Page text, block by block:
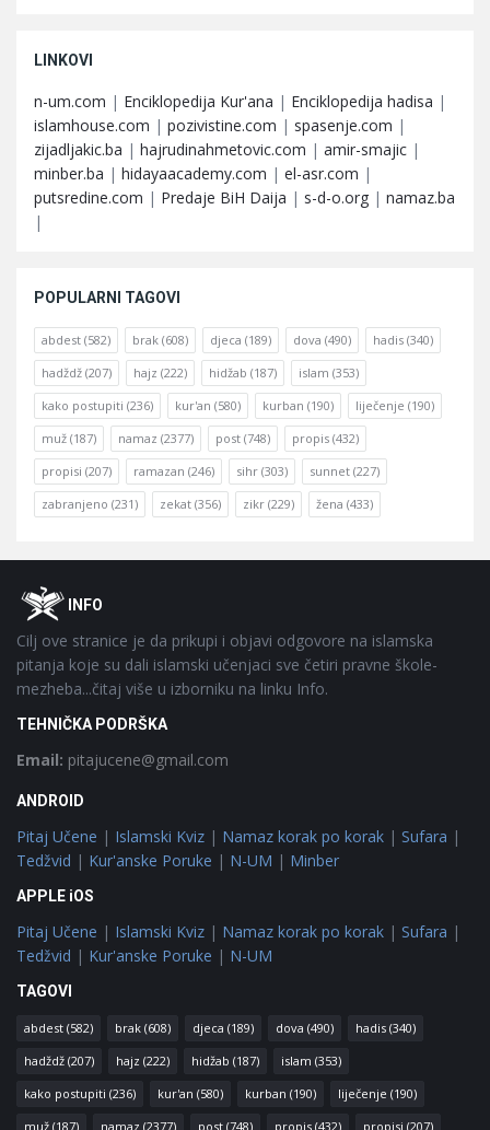
LINKOVI
n-um.com | Enciklopedija Kur'ana | Enciklopedija hadisa |
islamhouse.com | pozivistine.com | spasenje.com |
zijadljakic.ba | hajrudinahmetovic.com | amir-smajic |
minber.ba | hidayaacademy.com | el-asr.com |
putsredine.com | Predaje BiH Daija | s-d-o.org | namaz.ba
|
POPULARNI TAGOVI
abdest (582) brak (608) djeca (189) dova (490) hadis (340)
hadždž (207) hajz (222) hidžab (187) islam (353)
kako postupiti (236) kur'an (580) kurban (190) liječenje (190)
muž (187) namaz (2377) post (748) propis (432)
propisi (207) ramazan (246) sihr (303) sunnet (227)
zabranjeno (231) zekat (356) zikr (229) žena (433)
FooterOINFO
Cilj ove stranice je da prikupi i objavi odgovore na islamska
pitanja koje su dali islamski učenjaci sve četiri pravne škole-
mezheba...čitaj više u izborniku na linku Info.
TEHNIČKA PODRŠKA
Email: pitajucene@gmail.com
ANDROID
Pitaj Učene | Islamski Kviz | Namaz korak po korak | Sufara |
Tedžvid | Kur'anske Poruke | N-UM | Minber
APPLE iOS
Pitaj Učene | Islamski Kviz | Namaz korak po korak | Sufara |
Tedžvid | Kur'anske Poruke | N-UM
TAGOVI
abdest (582) brak (608) djeca (189) dova (490) hadis (340)
hadždž (207) hajz (222) hidžab (187) islam (353)
kako postupiti (236) kur'an (580) kurban (190) liječenje (190)
muž (187) namaz (2377) post (748) propis (432) propisi (207)